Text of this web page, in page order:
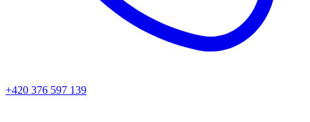
+420 376 597 139